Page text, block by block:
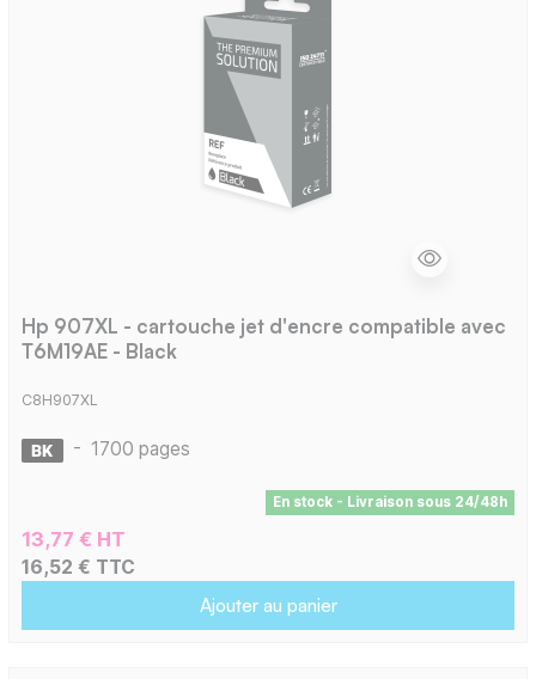
Hp 907XL - cartouche jet d'encre compatible avec
T6M19AE - Black
C8H907XL
- 1700 pages
En stock - Livraison sous 24/48h
13,77 € HT
16,52 € TTC
Ajouter au panier